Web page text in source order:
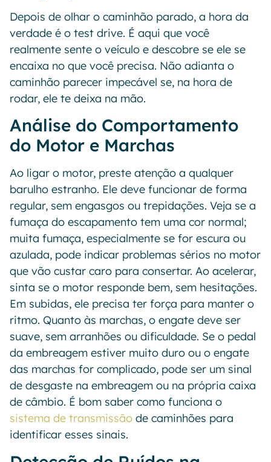
Depois de olhar o caminhão parado, a hora da
verdade é o test drive. É aqui que você
realmente sente o veículo e descobre se ele se
encaixa no que você precisa. Não adianta o
caminhão parecer impecável se, na hora de
rodar, ele te deixa na mão.
Análise do Comportamento
do Motor e Marchas
Ao ligar o motor, preste atenção a qualquer
barulho estranho. Ele deve funcionar de forma
regular, sem engasgos ou trepidações. Veja se a
fumaça do escapamento tem uma cor normal;
muita fumaça, especialmente se for escura ou
azulada, pode indicar problemas sérios no motor
que vão custar caro para consertar. Ao acelerar,
sinta se o motor responde bem, sem hesitações.
Em subidas, ele precisa ter força para manter o
ritmo. Quanto às marchas, o engate deve ser
suave, sem arranhões ou dificuldade. Se o pedal
da embreagem estiver muito duro ou o engate
das marchas for complicado, pode ser um sinal
de desgaste na embreagem ou na própria caixa
de câmbio. É bom saber como funciona o
sistema de transmissão de caminhões para
identificar esses sinais.